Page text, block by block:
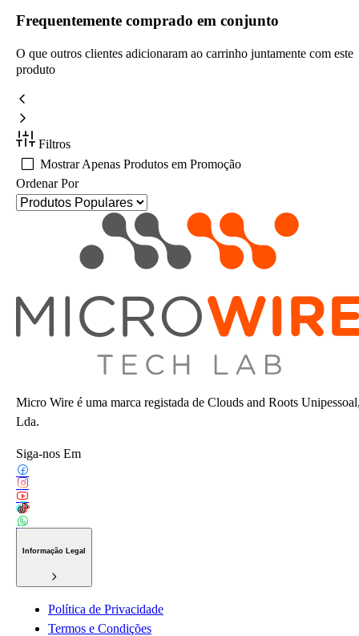
Frequentemente comprado em conjunto
O que outros clientes adicionaram ao carrinho juntamente com este
produto
Filtros
Mostrar Apenas Produtos em Promoção
Ordenar Por
Micro Wire é uma marca registada de Clouds and Roots
Lda.
Siga-nos Em
Informação Legal
Política de Privacidade
Termos e Condições